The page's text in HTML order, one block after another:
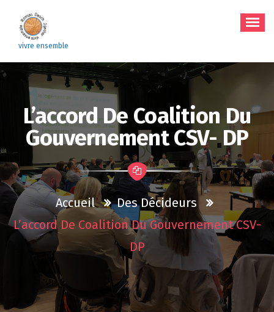
vivre ensemble
L’accord De Coalition Du
Gouvernement CSV- DP
Accueil
Des Décideurs
L’accord De Coalition Du Gouvernement CSV-
DP